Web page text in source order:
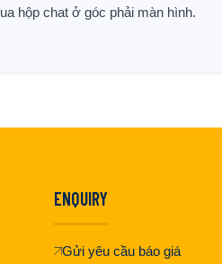
hộp chat ở góc phải màn hình.
ENQUIRY
Gửi yêu cầu báo giá